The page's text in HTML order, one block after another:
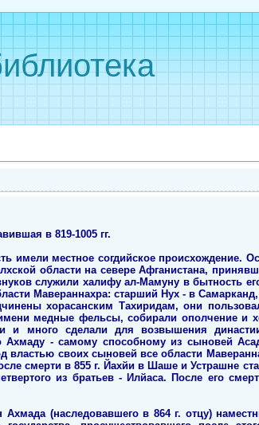
в 819-1005 гг.
имели местное согдийское происхождение.
области на севере Афганистана,
служили халифу ал-Мамуну в бытность
Мавераннахра: старший Нух - в
хорасанским Тахиридам, они
медные фельсы, собирали ополчение и
и много сделали для возвышения
Ахмаду - самому способному из сыновей
властью своих сыновей все области
смерти в 855 г. Йахйи в Шаше и Устрашне
из братьев - Илйаса. После его
(наследовавшего в 864 г. отцу)